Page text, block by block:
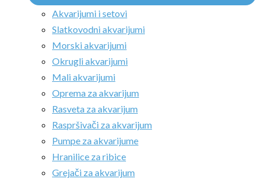
Akvarijumi i setovi
Slatkovodni akvarijumi
Morski akvarijumi
Okrugli akvarijumi
Mali akvarijumi
Oprema za akvarijum
Rasveta za akvarijum
Raspršivači za akvarijum
Pumpe za akvarijume
Hranilice za ribice
Grejači za akvarijum